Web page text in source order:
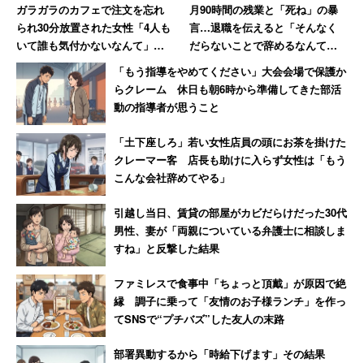
ガラガラのカフェで注文を忘れ
られ30分放置された女性「4人も
いて誰も気付かないなんて」
→「絶対その店には行かない」
月90時間の残業と「死ね」の暴
言…退職を伝えると「そんなく
だらないことで辞めるなんて」
→10年後、会社は倒産
「もう指導をやめてください」大会会場で保護か
らクレーム 休日も朝6時から準備してきた部活
動の指導者が思うこと
「土下座しろ」若い女性店員の頭にお茶を掛けた
クレーマー客 店長も助けに入らず女性は「もう
こんな会社辞めてやる」
引越し当日、賃貸の部屋がカビだらけだった30代
男性、妻が「両親についている弁護士に相談しま
すね」と反撃した結果
ファミレスで食事中「ちょっと頂戴」が原因で絶
縁 調子に乗って「友情のお子様ランチ」を作っ
てSNSで“プチバズ”した友人の末路
部署異動するから「時給下げます」その結果